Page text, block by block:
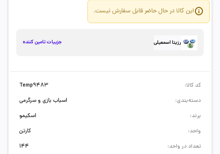
این کالا در حال حاضر قابل سفارش نیست.
رزیتا اسمعیلی جزییات تامین کننده
کد کالا:
Temp9483
دسته‌بندی:
اسباب بازی و سرگرمی
برند:
اسکیمو
واحد:
کارتن
تعداد در واحد:
144